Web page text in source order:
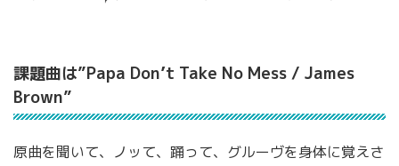
課題曲は”Papa Don’t Take No Mess / James
Brown”
原曲を聞いて、ノッて、踊って、グルーヴを身体に覚えさ